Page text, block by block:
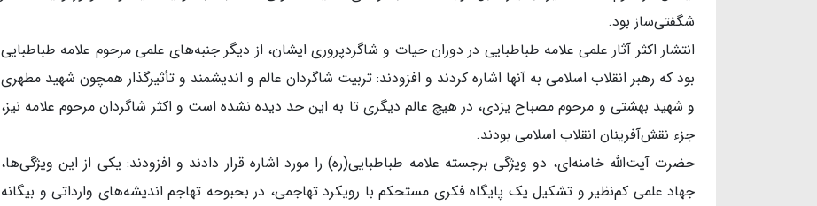
شگفتی‌ساز بود.
انتشار اکثر آثار علمی علامه طباطبایی در دوران حیات و شاگردپروری ایشان، از دیگر جنبه‌های علمی مرحوم علامه طباطبایی
بود که رهبر انقلاب اسلامی به آنها اشاره کردند و افزودند: تربیت شاگردان عالم و اندیشمند و تأثیرگذار همچون شهید مطهری
و شهید بهشتی و مرحوم مصباح یزدی، در هیچ عالم دیگری تا به این حد دیده نشده است و اکثر شاگردان مرحوم علامه نیز،
جزء نقش‌آفرینان انقلاب اسلامی بودند.
حضرت آیت‌الله خامنه‌ای، دو ویژگی برجسته علامه طباطبایی(ره) را مورد اشاره قرار دادند و افزودند: یکی از این ویژگی‌ها،
جهاد علمی کم‌نظیر و تشکیل یک پایگاه فکری مستحکم با رویکرد تهاجمی، در بحبوحه تهاجم اندیشه‌های وارداتی و بیگانه